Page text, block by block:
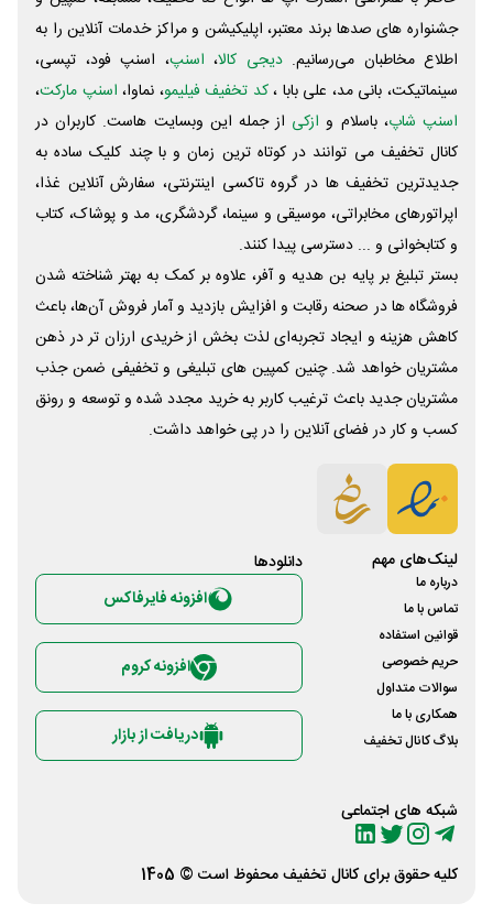
جشنواره های صدها برند معتبر، اپلیکیشن و مراکز خدمات آنلاین را به
اطلاع مخاطبان می‌رسانیم. دیجی کالا، اسنپ، اسنپ فود، تپسی،
سینماتیکت، بانی مد، علی‌ بابا ،کد تخفیف فیلیمو، نماوا، اسنپ مارکت،
اسنپ شاپ، باسلام و ازکی از جمله این وبسایت ‌هاست. کاربران در
کانال تخفیف می توانند در کوتاه ترین زمان و با چند کلیک ساده به
جدیدترین تخفیف ها در گروه تاکسی اینترنتی، سفارش آنلاین غذا،
اپراتورهای مخابراتی، موسیقی و سینما، گردشگری، مد و پوشاک، کتاب
و کتابخوانی و ... دسترسی پیدا کنند.
بستر تبلیغ بر پایه بن هدیه و آفر، علاوه بر کمک به بهتر شناخته شدن
فروشگاه ها در صحنه رقابت و افزایش بازدید و آمار فروش آن‌ها، باعث
کاهش هزینه و ایجاد تجربه‌ای لذت بخش از خریدی ارزان تر در ذهن
مشتریان خواهد شد. چنین کمپین های تبلیغی و تخفیفی ضمن جذب
مشتریان جدید باعث ترغیب کاربر به خرید مجدد شده و توسعه و رونق
کسب و کار در فضای آنلاین را در پی خواهد داشت.
لینک‌های مهم
درباره ما
تماس با ما
قوانین استفاده
حریم خصوصی
سوالات متداول
همکاری با ما
بلاگ کانال تخفیف
شبکه های اجتماعی
دانلود‌ها
افزونه فایرفاکس
افزونه کروم
دریافت از بازار
کلیه حقوق برای کانال تخفیفمحفوظ است © 1405